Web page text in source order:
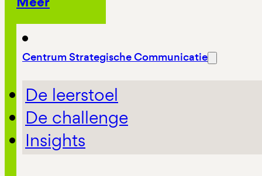
Centrum Strategische Communicatie
De leerstoel
De challenge
Insights